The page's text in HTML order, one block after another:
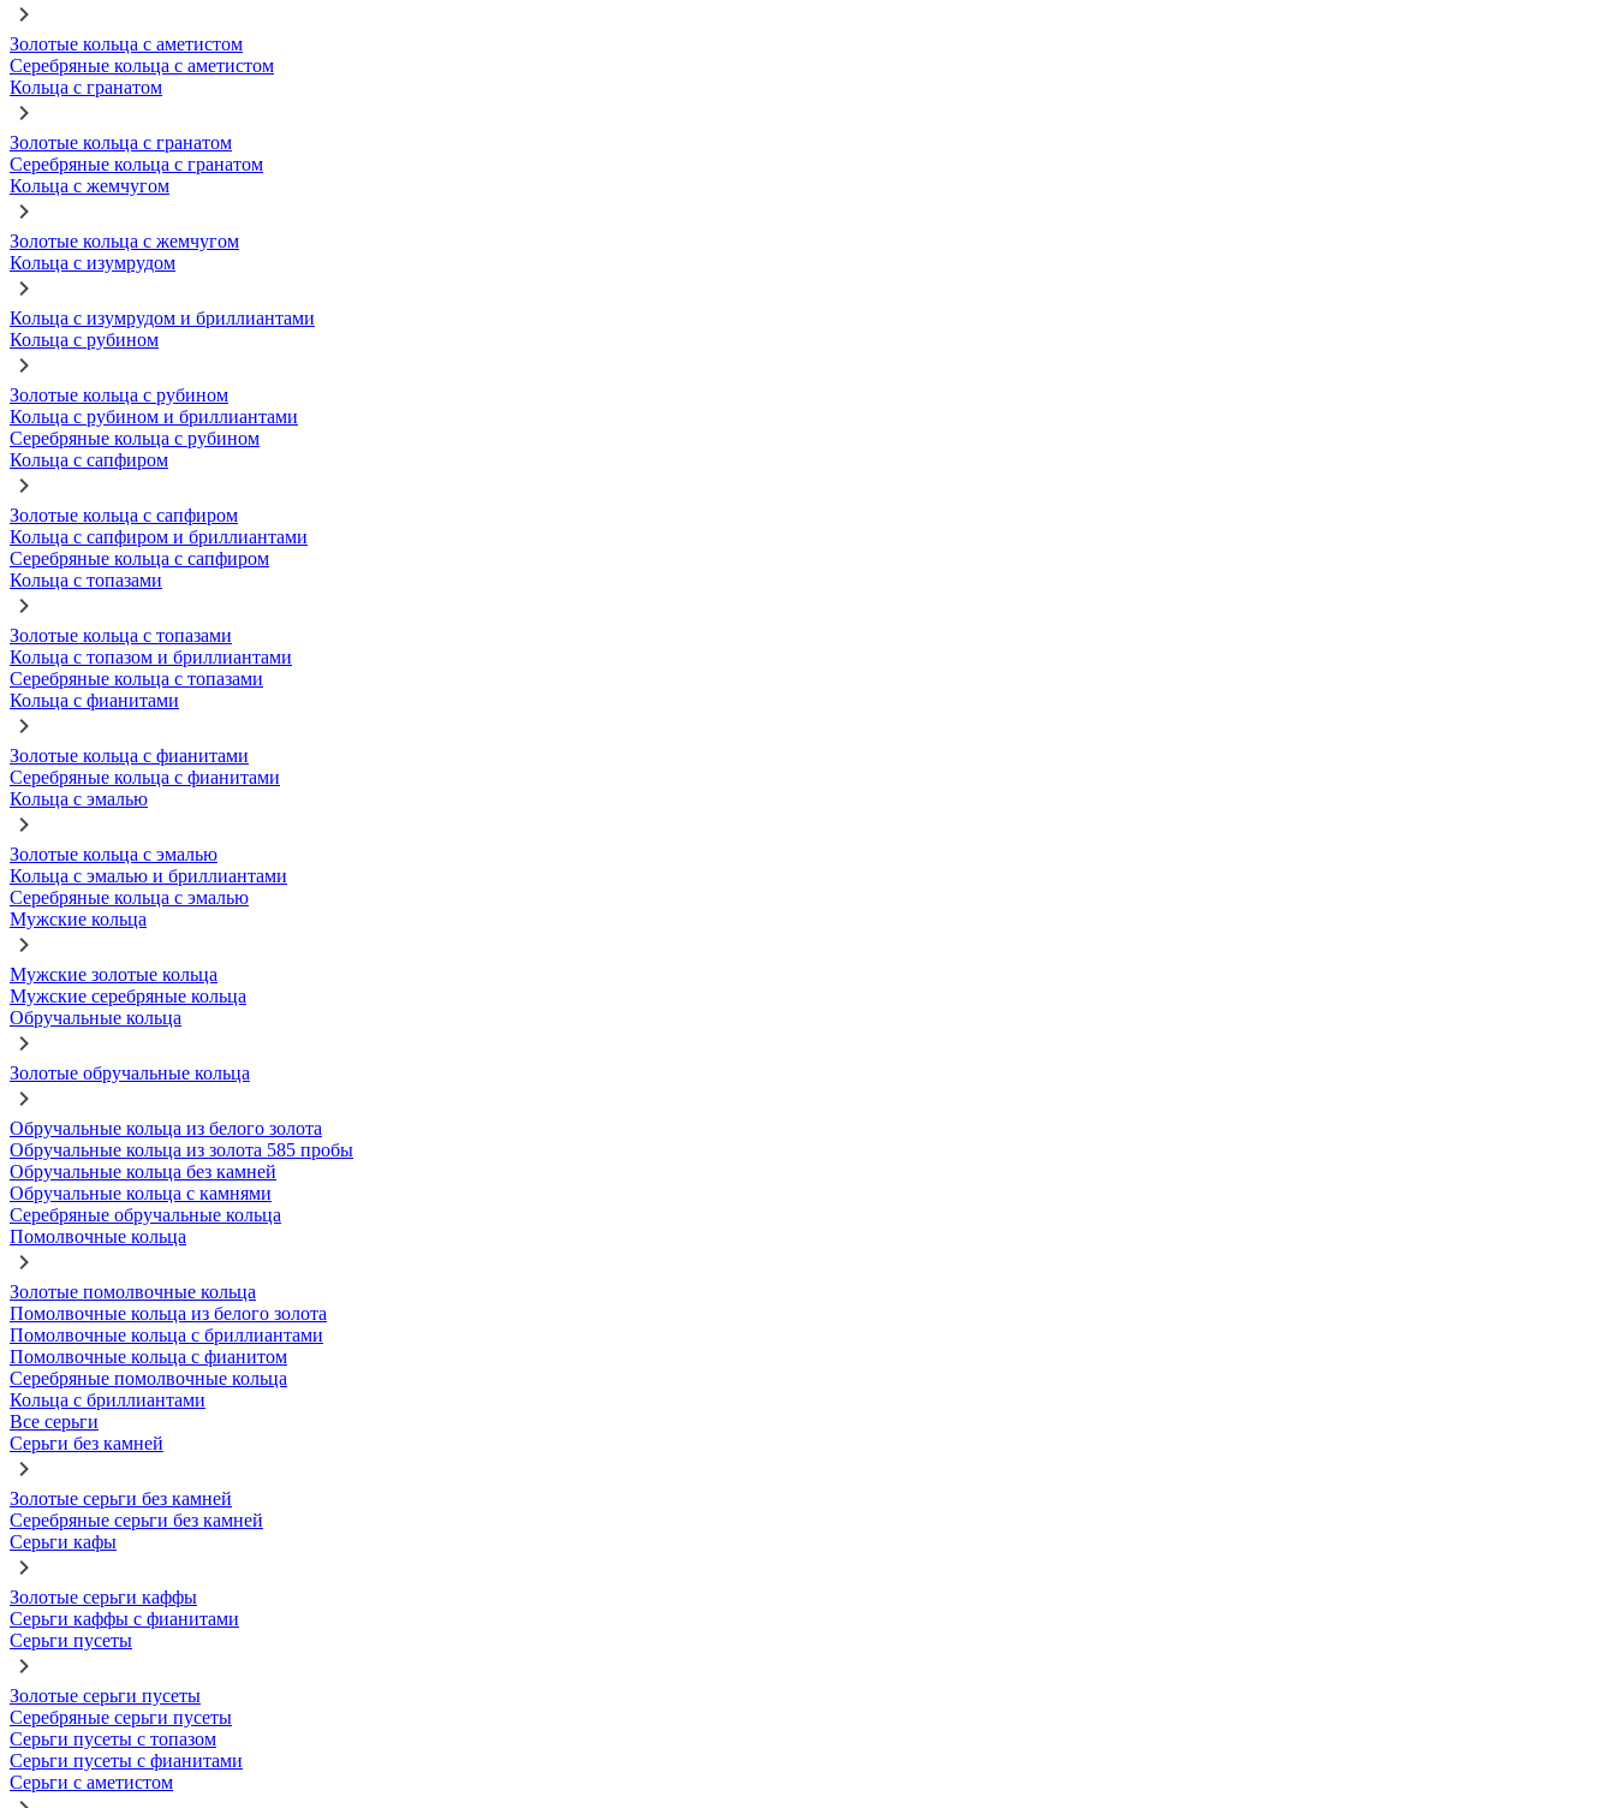
Золотые кольца с аметистом
Серебряные кольца с аметистом
Кольца с гранатом
Золотые кольца с гранатом
Серебряные кольца с гранатом
Кольца с жемчугом
Золотые кольца с жемчугом
Кольца с изумрудом
Кольца с изумрудом и бриллиантами
Кольца с рубином
Золотые кольца с рубином
Кольца с рубином и бриллиантами
Серебряные кольца с рубином
Кольца с сапфиром
Золотые кольца с сапфиром
Кольца с сапфиром и бриллиантами
Серебряные кольца с сапфиром
Кольца с топазами
Золотые кольца с топазами
Кольца с топазом и бриллиантами
Серебряные кольца с топазами
Кольца с фианитами
Золотые кольца с фианитами
Серебряные кольца с фианитами
Кольца с эмалью
Золотые кольца с эмалью
Кольца с эмалью и бриллиантами
Серебряные кольца с эмалью
Мужские кольца
Мужские золотые кольца
Мужские серебряные кольца
Обручальные кольца
Золотые обручальные кольца
Обручальные кольца из белого золота
Обручальные кольца из золота 585 пробы
Обручальные кольца без камней
Обручальные кольца с камнями
Серебряные обручальные кольца
Помолвочные кольца
Золотые помолвочные кольца
Помолвочные кольца из белого золота
Помолвочные кольца с бриллиантами
Помолвочные кольца с фианитом
Серебряные помолвочные кольца
Кольца с бриллиантами
Все серьги
Серьги без камней
Золотые серьги без камней
Серебряные серьги без камней
Серьги кафы
Золотые серьги каффы
Серьги каффы с фианитами
Серьги пусеты
Золотые серьги пусеты
Серебряные серьги пусеты
Серьги пусеты с топазом
Серьги пусеты с фианитами
Серьги с аметистом